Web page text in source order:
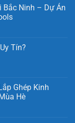
Bắc Ninh – Dự Án
Tín?
Ghép Kinh
Hè